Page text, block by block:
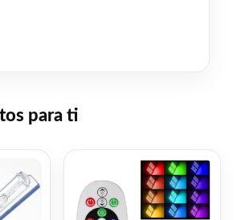
!!
ES POR UNIDAD
para ti